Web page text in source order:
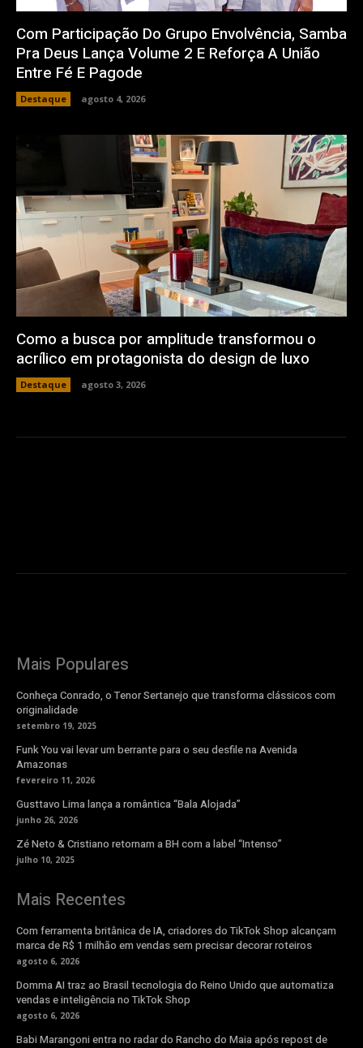
Com Participação Do Grupo Envolvência, Samba
Pra Deus Lança Volume 2 E Reforça A União
Entre Fé E Pagode
Destaque agosto 4, 2026
Como a busca por amplitude transformou o
acrílico em protagonista do design de luxo
Destaque agosto 3, 2026
Mais Populares
Conheça Conrado, o Tenor Sertanejo que transforma clássicos com
originalidade
setembro 19, 2025
Funk You vai levar um berrante para o seu desfile na Avenida
Amazonas
fevereiro 11, 2026
Gusttavo Lima lança a romântica “Bala Alojada”
junho 26, 2026
Zé Neto & Cristiano retornam a BH com a label “Intenso”
julho 10, 2025
Mais Recentes
Com ferramenta britânica de IA, criadores do TikTok Shop alcançam
marca de R$ 1 milhão em vendas sem precisar decorar roteiros
agosto 6, 2026
Domma AI traz ao Brasil tecnologia do Reino Unido que automatiza
vendas e inteligência no TikTok Shop
agosto 6, 2026
Babi Marangoni entra no radar do Rancho do Maia após repost de